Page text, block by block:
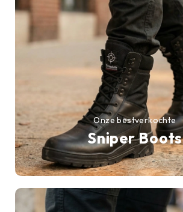
Sniper Boots
Onze bestverkochte